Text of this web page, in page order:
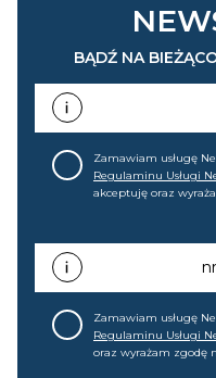
BĄDŹ NA
Zamawiam usługę
Regulaminu Usługi
akceptuję oraz
promocjach,
każdej chwili cofnąć.
Zamawiam usługę
Regulaminu Usługi
oraz wyrażam zgodę